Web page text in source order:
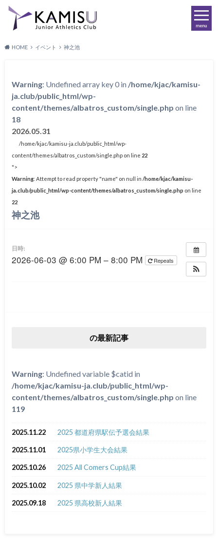
menu
HOME イベント 神之池
Warning: Undefined array key 0 in /home/kjac/kamisu-
ja.club/public_html/wp-
content/themes/albatros_custom/single.php on line
18
2026.05.31
/home/kjac/kamisu-ja.club/public_html/wp-
content/themes/albatros_custom/single.php on line 22
">
Warning: Attempt to read property "name" on null in/home/kjac/kamisu-
ja.club/public_html/wp-content/themes/albatros_custom/single.php on line
22
神之池
日時:
2026-06-03 @ 6:00 PM – 8:00 PM Repeats
の最新記事
Warning: Undefined variable $catid in
/home/kjac/kamisu-ja.club/public_html/wp-
content/themes/albatros_custom/single.php on line
119
2025.11.22 2025 都道府県駅伝予選会結果
2025.11.01 2025県小学生大会結果
2025.10.26 2025 All Comers Cup結果
2025.10.02 2025 県中学新人結果
2025.09.18 2025 県高校新人結果